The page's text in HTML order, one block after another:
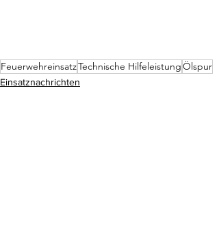
FeuerwehreinsatzTechnische HilfeleistungÖlspur
Einsatznachrichten